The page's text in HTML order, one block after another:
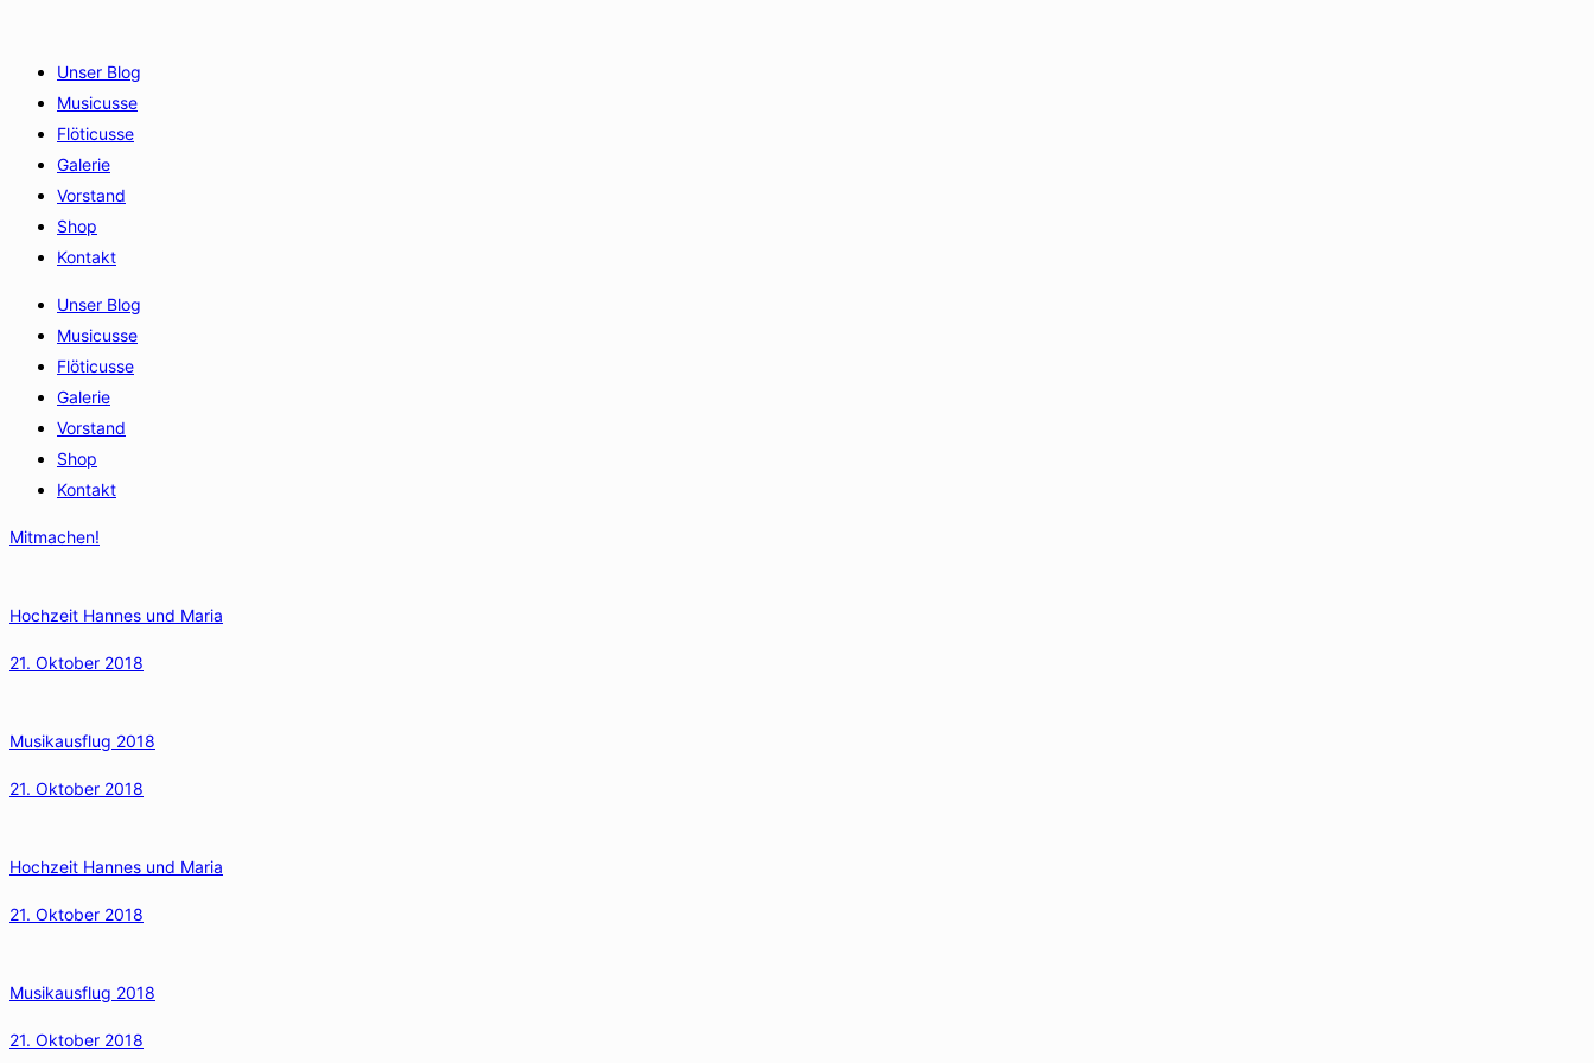
Unser Blog
Musicusse
Flöticusse
Galerie
Vorstand
Shop
Kontakt
Unser Blog
Musicusse
Flöticusse
Galerie
Vorstand
Shop
Kontakt
Mitmachen!
Hochzeit Hannes und Maria
21. Oktober 2018
Musikausflug 2018
21. Oktober 2018
Hochzeit Hannes und Maria
21. Oktober 2018
Musikausflug 2018
21. Oktober 2018